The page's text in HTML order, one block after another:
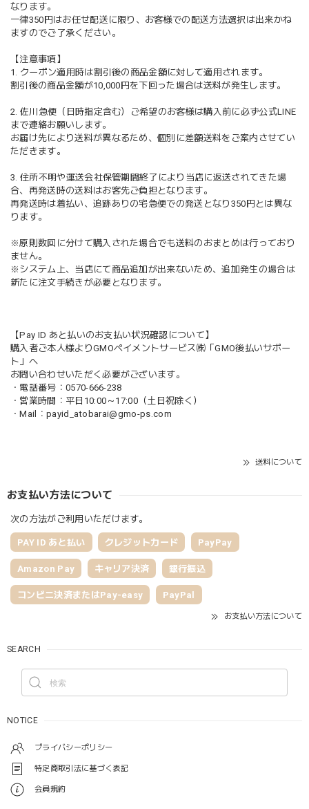
なります。
一律350円はお任せ配送に限り、お客様での配送方法選択は出来かね
ますのでご了承ください。
【注意事項】
1. クーポン適用時は割引後の商品金額に対して適用されます。
割引後の商品金額が10,000円を下回った場合は送料が発生します。
2. 佐川急便（日時指定含む）ご希望のお客様は購入前に必ず公式LINE
まで連絡お願いします。
お届け先により送料が異なるため、個別に差額送料をご案内させてい
ただきます。
3. 住所不明や運送会社保管期間終了により当店に返送されてきた場
合、再発送時の送料はお客先ご負担となります。
再発送時は着払い、追跡ありの宅急便での発送となり350円とは異な
ります。
※原則数回に分けて購入された場合でも送料のおまとめは行っており
ません。
※システム上、当店にて商品追加が出来ないため、追加発生の場合は
新たに注文手続きが必要となります。
【Pay ID あと払いのお支払い状況確認について】
購入者ご本人様よりGMOペイメントサービス㈱「GMO後払いサポー
ト」へ
お問い合わせいただく必要がございます。
・電話番号：0570-666-238
・営業時間：平日10:00～17:00（土日祝除く）
・Mail： payid_atobarai@gmo-ps.com
送料について
お支払い方法について
次の方法がご利用いただけます。
PAY ID あと払い クレジットカード PayPay
Amazon Pay キャリア決済 銀行振込
コンビニ決済またはPay-easy PayPal
お支払い方法について
SEARCH
NOTICE
プライバシーポリシー
特定商取引法に基づく表記
会員規約